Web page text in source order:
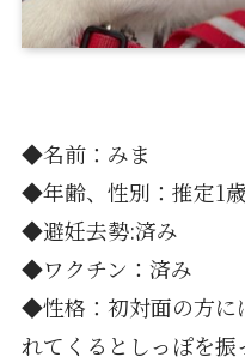
◆名前：みま
◆年齢、性別：推定1
◆避妊去勢:済み
◆ワクチン∶済み
◆性格：初対面の方に
れてくるとしっぽを